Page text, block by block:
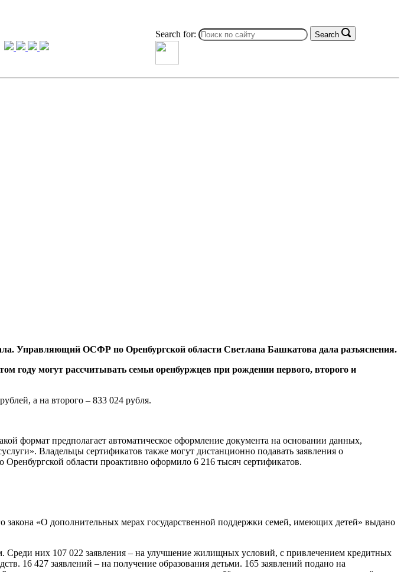
Search for: Search
Управляющий ОСФР по Оренбургской области Светлана Башкатова дала разъяснения.
году могут рассчитывать семьи оренбуржцев при рождении первого, второго и
а на второго – 833 024 рубля.
формат предполагает автоматическое оформление документа на основании данных,
Владельцы сертификатов также могут дистанционно подавать заявления о
области проактивно оформило 6 216 тысяч сертификатов.
закона «О дополнительных мерах государственной поддержки семей, имеющих детей» выдано
Среди них 107 022 заявления – на улучшение жилищных условий, с привлечением кредитных
16 427 заявлений – на получение образования детьми. 165 заявлений подано на